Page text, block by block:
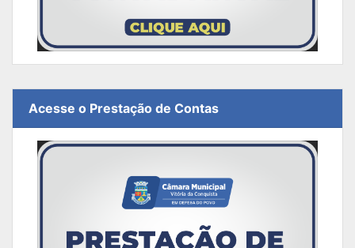
Acesse o Prestação de Contas